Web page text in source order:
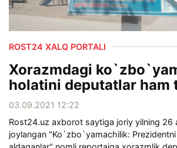
ROST24 XALQ PORTALI
Xorazmdagi
holatini deputatlar ham
03.09.2021 12:22
Rost24.uz axborot saytiga joriy yilning 26
joylangan "Ko`zbo`yamachilik: